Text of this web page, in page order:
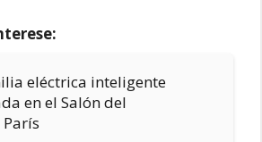
eléctrica inteligente
en el Salón del